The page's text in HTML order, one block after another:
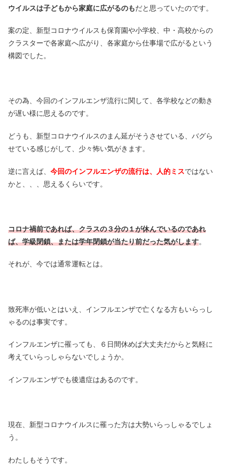
ウイルスは子どもから家庭に広がるのもだと思っていたのです。
案の定、新型コロナウイルスも保育園や小学校、中・高校からの
クラスターで各家庭へ広がり、各家庭から仕事場で広がるという
構図でした。
その為、今回のインフルエンザ流行に関して、各学校などの動き
が遅い様に思えるのです。
どうも、新型コロナウイルスのまん延がそうさせている、バグら
せている感じがして、少々怖い気がきます。
逆に言えば、 今回のインフルエンザの流行は、人的ミスではない
かと、、、思えるくらいです。
コロナ禍前であれば、クラスの３分の１が休んでいるのであれ
ば、学級閉鎖、または学年閉鎖が当たり前だった気がします。
それが、今では通常運転とは。
致死率が低いとはいえ、インフルエンザで亡くなる方もいらっし
ゃるのは事実です。
インフルエンザに罹っても、６日間休めば大丈夫だからと気軽に
考えていらっしゃらないでしょうか。
インフルエンザでも後遺症はあるのです。
現在、新型コロナウイルスに罹った方は大勢いらっしゃるでしょ
う。
わたしもそうです。